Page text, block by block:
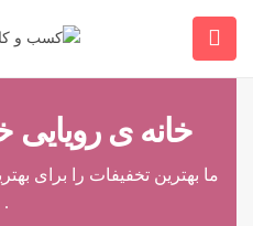
This post is also available in:
خانه ی رویایی
ما بهترین تخفیفات را برای
.